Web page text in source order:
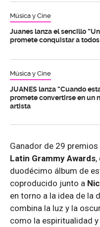
Música y Cine
Juanes lanza el sencillo
promete conquistar a todos
Música y Cine
JUANES lanza "Cuando
promete convertirse en un
artista
Ganador de 29
Latin Grammy Awards,
duodécimo álbum de
coproducido junto a
en torno a la idea de la
combina la luz y la
como la espiritualidad